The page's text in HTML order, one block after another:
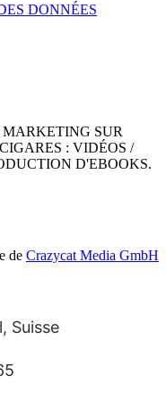
DONNÉES
MARKETING SUR
: VIDÉOS /
D'EBOOKS.
de Crazycat Media GmbH
Suisse